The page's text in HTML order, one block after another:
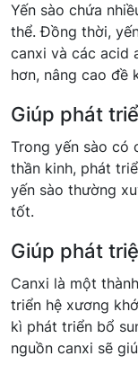
Yến sào chứa
thể. Đồng thời,
canxi và các acid
hơn, nâng cao đề
Giúp phát
Trong yến sào có
thần kinh, phát
yến sào thường
tốt.
Giúp phát
Canxi là một
triển hệ xương
kì phát triển bổ
nguồn canxi sẽ